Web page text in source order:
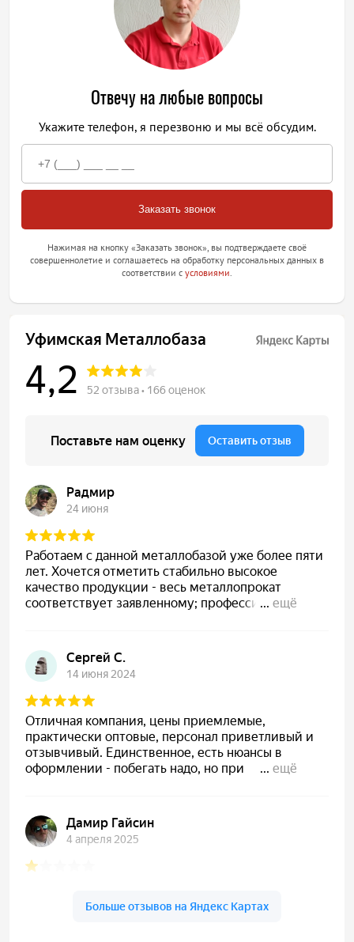
Отвечу на любые вопросы
Укажите телефон, я перезвоню и мы всё обсудим.
Нажимая на кнопку «Заказать звонок», вы подтверждаете своё
совершеннолетие и соглашаетесь на обработку персональных данных в
соответствии с условиями.